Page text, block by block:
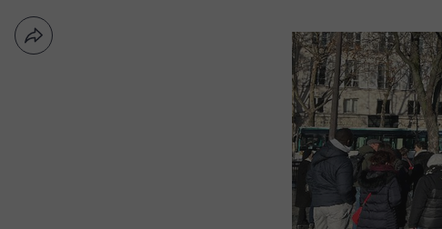
facebook
-
Nouvelle
Partager